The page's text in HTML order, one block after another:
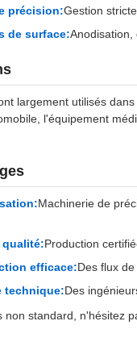
précision:Gestion
de surface:Anodisation,
largement utilisés
l'équipement
Machinerie de
qualité:Production
efficace:Des flux
technique:Des
non standard, n'hésitez